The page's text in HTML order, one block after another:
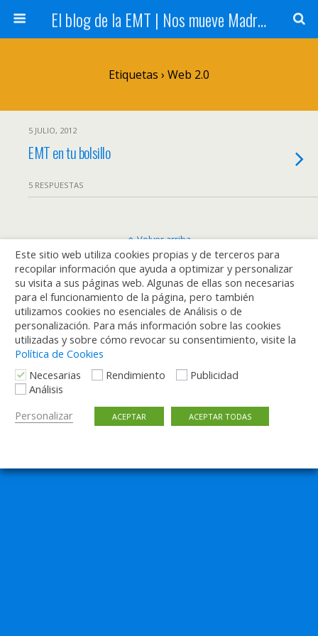
El blog de la EMT | Nos mueve Madrid
Etiquetas › Web 2.0
5 JULIO, 2012
EMT en tu bolsillo
5 RESPUESTAS
Volver arriba
Móvil Escritorio
Este sitio web utiliza cookies propias y de terceros para
recopilar información que ayuda a optimizar y personalizar
su visita a sus páginas web. Algunas de ellas son necesarias
para el funcionamiento de la página, pero también
utilizamos cookies no esenciales de Análisis o de
personalización. Para más información sobre las cookies
utilizadas y sobre cómo revocar su consentimiento, visite la
Política de Cookies
Necesarias
Rendimiento
Publicidad
Análisis
Personalizar
ACEPTAR ACEPTAR TODAS